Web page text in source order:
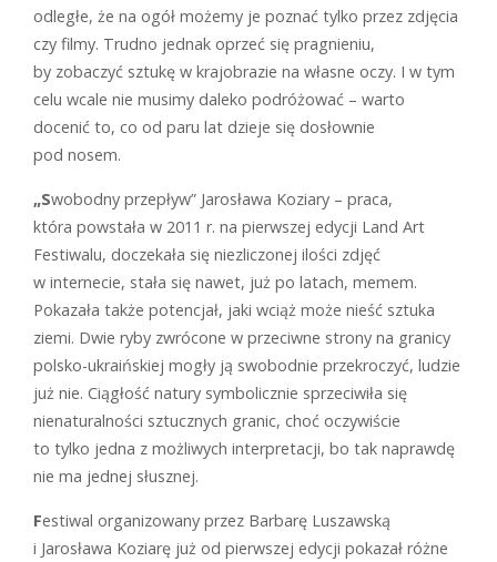
odległe, że na ogół możemy je poznać tylko przez zdjęcia
czy filmy. Trudno jednak oprzeć się pragnieniu,
by zobaczyć sztukę w krajobrazie na własne oczy. I w tym
celu wcale nie musimy daleko podróżować – warto
docenić to, co od paru lat dzieje się dosłownie
pod nosem.
„Swobodny przepływ” Jarosława Koziary – praca,
która powstała w 2011 r. na pierwszej edycji Land Art
Festiwalu, doczekała się niezliczonej ilości zdjęć
w internecie, stała się nawet, już po latach, memem.
Pokazała także potencjał, jaki wciąż może nieść sztuka
ziemi. Dwie ryby zwrócone w przeciwne strony na granicy
polsko-ukraińskiej mogły ją swobodnie przekroczyć, ludzie
już nie. Ciągłość natury symbolicznie sprzeciwiła się
nienaturalności sztucznych granic, choć oczywiście
to tylko jedna z możliwych interpretacji, bo tak naprawdę
nie ma jednej słusznej.
Festiwal organizowany przez Barbarę Luszawską
i Jarosława Koziarę już od pierwszej edycji pokazał różne